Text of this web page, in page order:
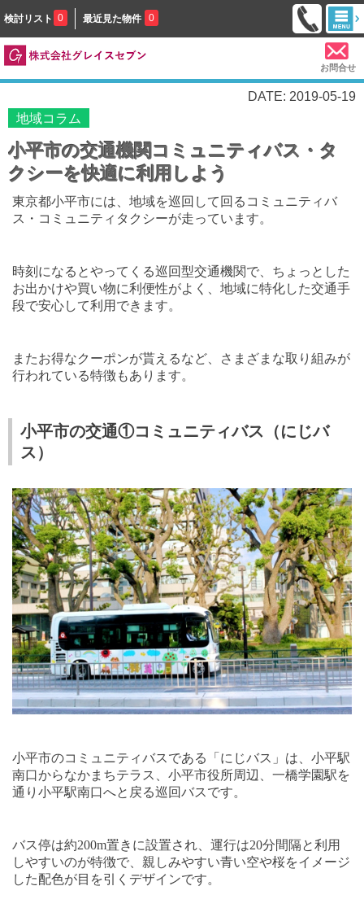
検討リスト 0 最近見た物件 0
お問合せ
DATE: 2019-05-19
地域コラム
小平市の交通機関コミュニティバス・タ
クシーを快適に利用しよう
東京都小平市には、地域を巡回して回るコミュニティバ
ス・コミュニティタクシーが走っています。
時刻になるとやってくる巡回型交通機関で、ちょっとした
お出かけや買い物に利便性がよく、地域に特化した交通手
段で安心して利用できます。
またお得なクーポンが貰えるなど、さまざまな取り組みが
行われている特徴もあります。
小平市の交通①コミュニティバス（にじバ
ス）
小平市のコミュニティバスである「にじバス」は、小平駅
南口からなかまちテラス、小平市役所周辺、一橋学園駅を
通り小平駅南口へと戻る巡回バスです。
バス停は約200m置きに設置され、運行は20分間隔と利用
しやすいのが特徴で、親しみやすい青い空や桜をイメージ
した配色が目を引くデザインです。